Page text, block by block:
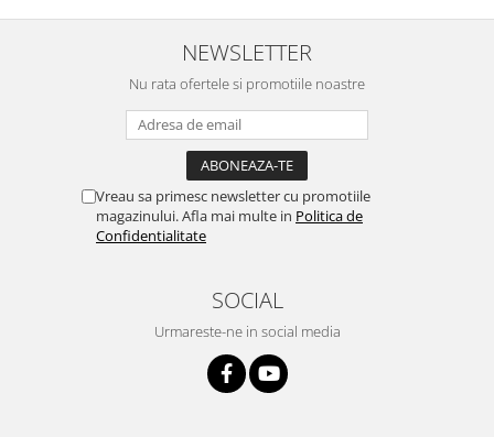
NEWSLETTER
Nu rata ofertele si promotiile noastre
Vreau sa primesc newsletter cu promotiile
magazinului. Afla mai multe in Politica de
Confidentialitate
SOCIAL
Urmareste-ne in social media